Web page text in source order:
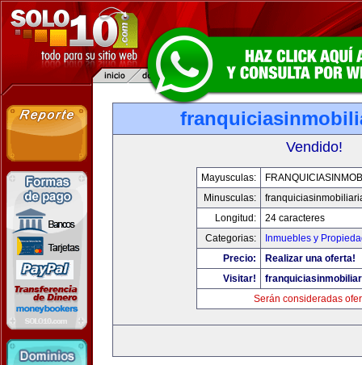
Vendido!
Mayusculas:
Minusculas:
Longitud:
24 caracteres
Categorias:
Inmuebles y
Precio:
Realizar una oferta!
Visitar!
Serán consideradas